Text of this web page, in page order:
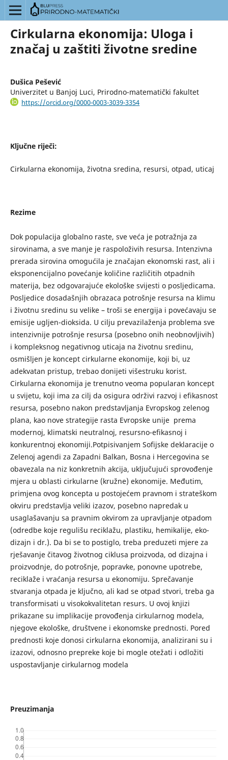
Cirkularna ekonomija: Uloga i
značaj u zaštiti životne sredine
Dušica Pešević
Univerzitet u Banjoj Luci, Prirodno-matematički fakultet
https://orcid.org/0000-0003-3039-3354
Ključne riječi:
Cirkularna ekonomija, životna sredina, resursi, otpad, uticaj
Rezime
Dok populacija globalno raste, sve veća je potražnja za
sirovinama, a sve manje je raspoloživih resursa. Intenzivna
prerada sirovina omogućila je značajan ekonomski rast, ali i
eksponencijalno povećanje količine različitih otpadnih
materija, bez odgovarajuće ekološke svijesti o posljedicama.
Posljedice dosadašnjih obrazaca potrošnje resursa na klimu
i životnu sredinu su velike – troši se energija i povećavaju se
emisije ugljen-dioksida. U cilju prevazilaženja problema sve
intenzivnije potrošnje resursa (posebno onih neobnovljivih)
i kompleksnog negativnog uticaja na životnu sredinu,
osmišljen je koncept cirkularne ekonomije, koji bi, uz
adekvatan pristup, trebao donijeti višestruku korist.
Cirkularna ekonomija je trenutno veoma popularan koncept
u svijetu, koji ima za cilj da osigura održivi razvoj i efikasnost
resursa, posebno nakon predstavljanja Evropskog zelenog
plana, kao nove strategije rasta Evropske unije prema
modernoj, klimatski neutralnoj, resursno-efikasnoj i
konkurentnoj ekonomiji.Potpisivanjem Sofijske deklaracije o
Zelenoj agendi za Zapadni Balkan, Bosna i Hercegovina se
obavezala na niz konkretnih akcija, uključujući sprovođenje
mjera u oblasti cirkularne (kružne) ekonomije. Međutim,
primjena ovog koncepta u postojećem pravnom i strateškom
okviru predstavlja veliki izazov, posebno napredak u
usaglašavanju sa pravnim okvirom za upravljanje otpadom
(odredbe koje regulišu reciklažu, plastiku, hemikalije, eko-
dizajn i dr.). Da bi se to postiglo, treba preduzeti mjere za
rješavanje čitavog životnog ciklusa proizvoda, od dizajna i
proizvodnje, do potrošnje, popravke, ponovne upotrebe,
reciklaže i vraćanja resursa u ekonomiju. Sprečavanje
stvaranja otpada je ključno, ali kad se otpad stvori, treba ga
transformisati u visokokvalitetan resurs. U ovoj knjizi
prikazane su implikacije provođenja cirkularnog modela,
njegove ekološke, društvene i ekonomske prednosti. Pored
prednosti koje donosi cirkularna ekonomija, analizirani su i
izazovi, odnosno prepreke koje bi mogle otežati i odložiti
uspostavljanje cirkularnog modela
Preuzimanja